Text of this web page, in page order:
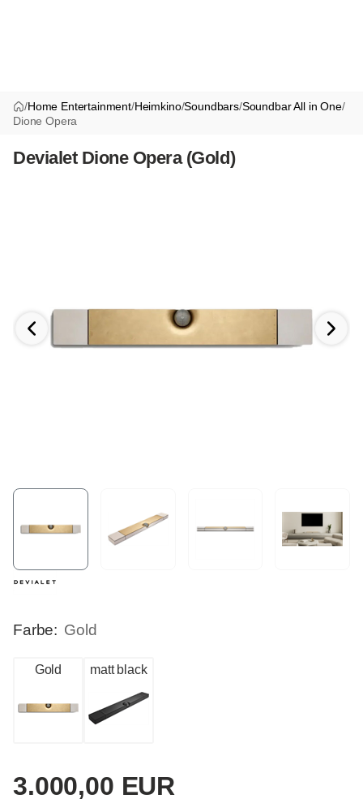
/Home Entertainment/Heimkino/Soundbars/Soundbar All in One/
Dione Opera
Devialet Dione Opera (Gold)
Farbe: Gold
Gold matt black
3.000,00 EUR